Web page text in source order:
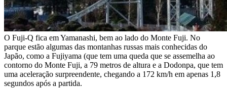
O Fuji-Q fica em Yamanashi, bem ao lado do Monte Fuji. No
parque estão algumas das montanhas russas mais conhecidas do
Japão, como a Fujiyama (que tem uma queda que se assemelha ao
contorno do Monte Fuji, a 79 metros de altura e a Dodonpa, que tem
uma aceleração surpreendente, chegando a 172 km/h em apenas 1,8
segundos após a partida.